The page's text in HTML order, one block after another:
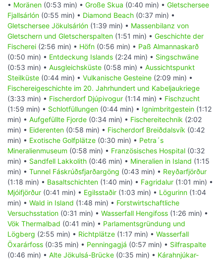
• Moränen (0:53 min) • Große Skua (0:40 min) • Gletschersee
Fjallsárlón (0:55 min) • Diamond Beach (0:37 min) •
Gletschersee Jökulsárlón (1:39 min) • Massenbilanz von
Gletschern und Gletscherspalten (1:51 min) • Geschichte der
Fischerei (2:56 min) • Höfn (0:56 min) • Paß Almannaskarð
(0:50 min) • Entdeckung Islands (2:24 min) • Singschwäne
(0:53 min) • Ausgleichsküste (0:58 min) • Aussichtspunkt
Steilküste (0:44 min) • Vulkanische Gesteine (2:09 min) •
Fischereigeschichte im 20. Jahrhundert und Kabeljaukriege
(3:33 min) • Fischerdorf Djúpivogur (1:14 min) • Fischzucht
(1:59 min) • Schlotfüllungen (0:44 min) • Ignimbritgestein (1:12
min) • Aufgefüllte Fjorde (0:34 min) • Fischereitechnik (2:02
min) • Eiderenten (0:58 min) • Fischerdorf Breiðdalsvík (0:42
min) • Exotische Golfplätze (0:30 min) • Petra´s
Mineralienmuseum (0:58 min) • Französisches Hospital (0:32
min) • Sandfell Lakkolith (0:46 min) • Mineralien in Island (1:15
min) • Tunnel Fáskrúðsfjarðargöng (0:43 min) • Reyðarfjörður
(1:18 min) • Basaltschichten (1:40 min) • Fagridalur (1:01 min) •
Mjóifjörður (0:41 min) • Egilsstaðir (1:03 min) • Lögurinn (1:04
min) • Wald in Island (1:48 min) • Forstwirtschaftliche
Versuchsstation (0:31 min) • Wasserfall Hengifoss (1:26 min) •
Vök Thermalbad (0:41 min) • Parlamentsgründung und
Lögberg (2:55 min) • Richtplätze (1:17 min) • Wasserfall
Öxarárfoss (0:35 min) • Penningagjá (0:57 min) • Silfraspalte
(0:46 min) • Alte Jökulsá-Brücke (0:35 min) • Kárahnjúkar-